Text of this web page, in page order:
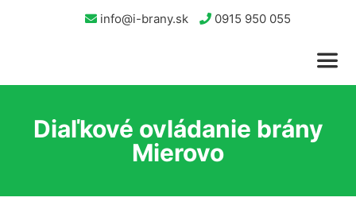
info@i-brany.sk 0915 950 055
Diaľkové ovládanie brány
Mierovo